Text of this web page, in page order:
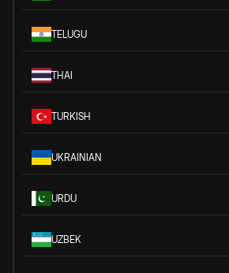
TELUGU
THAI
TURKISH
UKRAINIAN
URDU
UZBEK